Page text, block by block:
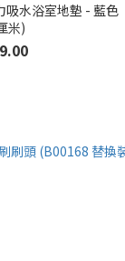
吸水浴室地墊 - 藍色
米)